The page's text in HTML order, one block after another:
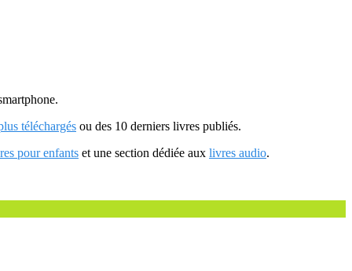
téléchargés ou des 10 derniers livres publiés.
pour enfants et une section dédiée aux livres audio.